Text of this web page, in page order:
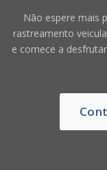
Não espere mais
rastreamento
e comece a